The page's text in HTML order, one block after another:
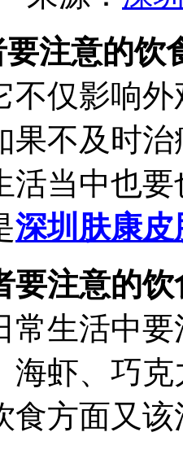
注意的饮
不仅影响
果不及时
活当中也
深圳肤康
注意的饮
常生活中
海虾、巧
食方面又